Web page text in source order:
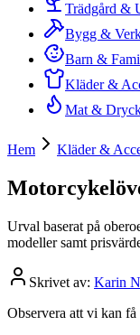
Trädgård &
Bygg &
Barn &
Kläder &
Mat &
Hem Kläder &
Urval baserat på
modeller samt
Skrivet av: Karin
Observera att vi kan